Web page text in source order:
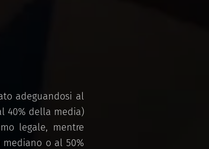
adeguandosi al
40% della media)
legale, mentre
o al 50%